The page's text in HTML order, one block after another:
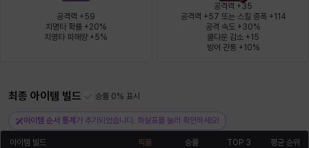
펠릭스 피올로
헤이즈 헨리 현우
공격력 +59
치명타 확률 +20%
치명타 피해량 +5%
공격력 +35
공격력 +57 또는 스킬 증폭 +114
공격 속도 +30%
쿨다운 감소 +15
방어 관통 +10%
최종 아이템 빌드 승률 0% 표시
아이템 순서 통계 가 추가되었습니다. 화살표를 눌러 확인하세요!
아이템 빌드 픽률 승률 TOP 3 평균 순위